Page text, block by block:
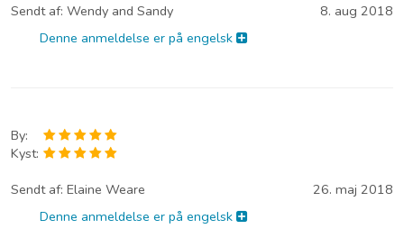
Sendt af: Wendy and Sandy
8. aug 2018
Denne anmeldelse er på engelsk
By:
Kyst:
Sendt af: Elaine Weare
26. maj 2018
Denne anmeldelse er på engelsk